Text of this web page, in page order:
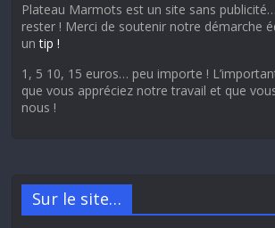
Plateau Marmots est un site sans
rester ! Merci de soutenir notre démarche
untip !
1, 5 10, 15 euros… peu importe !
que vous appréciez notre travail et que
nous !
Sur le site…